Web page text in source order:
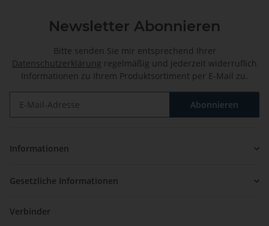
Newsletter Abonnieren
Bitte senden Sie mir entsprechend Ihrer
Datenschutzerklärung regelmäßig und jederzeit widerruflich
Informationen zu Ihrem Produktsortiment per E-Mail zu.
Abonnieren
Informationen
Gesetzliche Informationen
Verbinder